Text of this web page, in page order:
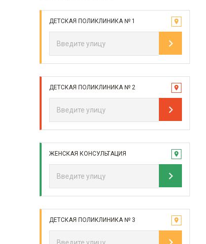
ДЕТСКАЯ ПОЛИКЛИНИКА № 1
ДЕТСКАЯ ПОЛИКЛИНИКА № 2
ЖЕНСКАЯ КОНСУЛЬТАЦИЯ
ДЕТСКАЯ ПОЛИКЛИНИКА № 3